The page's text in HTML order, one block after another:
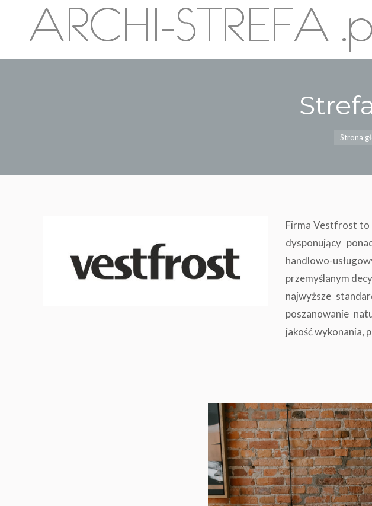
Strona
Firma Vestfrost to
dysponujący
handlowo-
przemyślanym
najwyższe
poszanowanie
jakość wykonania,